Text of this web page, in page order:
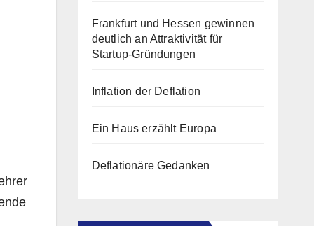
Frankfurt und Hessen gewinnen
deutlich an Attraktivität für
Startup-Gründungen
Inflation der Deflation
Ein Haus erzählt Europa
Deflationäre Gedanken